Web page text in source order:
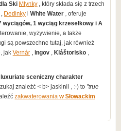
Ski Mlynky , który składa się z trzech
, Dedinky i White Water , oferuje
1 wyciąg krzesełkowy i A
wyżywienie, a także
są powszechne tutaj, jak również
jak Vernár , ingov , Kláštorisko ,
luxuriate sceniczny charakter
znaleźć < b> jaskinii , :-) to "true
zakwaterowania w Słowackim